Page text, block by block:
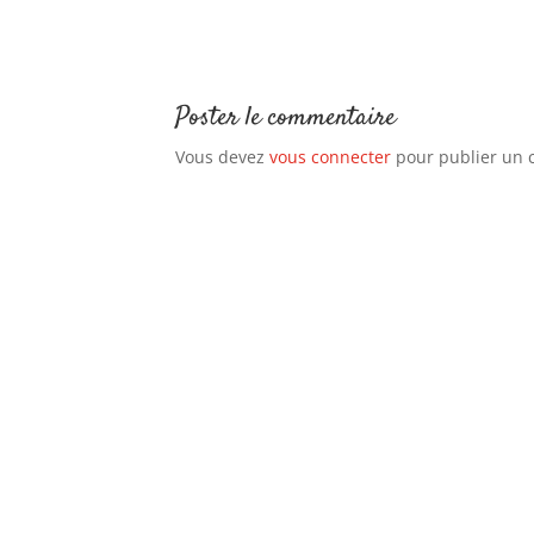
Poster le commentaire
Vous devez vous connecter pour publier un